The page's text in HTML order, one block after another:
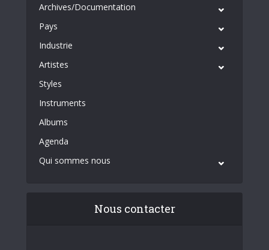
Archives/Documentation
Pays
Industrie
Artistes
Styles
Instruments
Albums
Agenda
Qui sommes nous
Nous contacter